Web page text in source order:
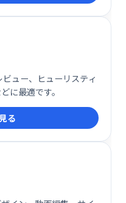
ュー、ヒューリスティ
に最適です。
る